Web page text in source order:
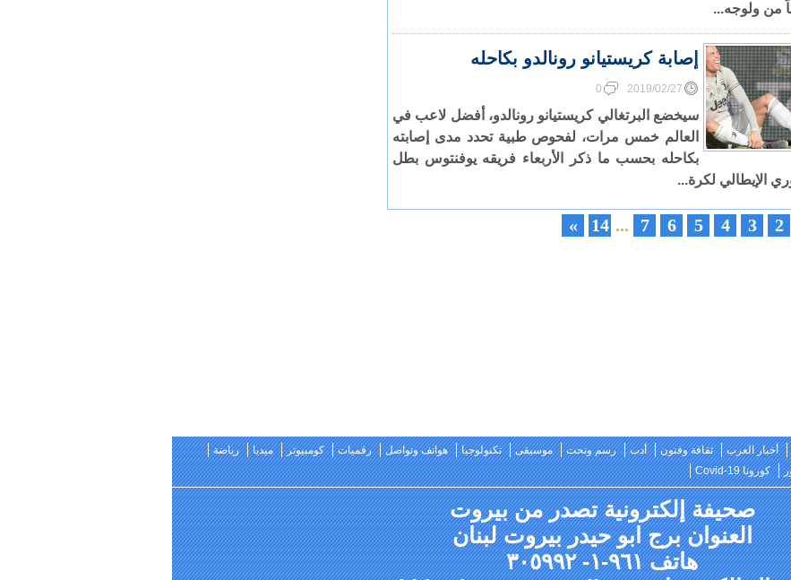
من ولوجه...
إصابة كريستيانو رونالدو بكاحله
2019/02/27
0
سيخضع البرتغالي كريستيانو رونالدو، أفضل لاعب في
العالم خمس مرات، لفحوص طبية تحدد مدى إصابته
بكاحله بحسب ما ذكر الأربعاء فريقه يوفنتوس بطل
الإيطالي لكرة...
2
3
4
5
6
7
...
14
»
أخبار العرب ثقافة وفنون أدب رسم ونحت موسيقى تكنولوجيا هواتف وتواصل رقميات كومبيوتر ميديا
رياضة
كورونا Covid-19
صحيفة إلكترونية تصدر من بيروت
العنوان برج ابو حيدر بيروت لبنان
هاتف ٩٦١-١- ٣٠٥٩٩٢